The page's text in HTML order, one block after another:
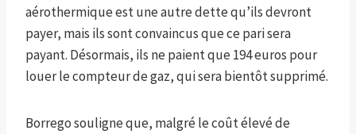
aérothermique est une autre dette qu’ils devront
payer, mais ils sont convaincus que ce pari sera
payant. Désormais, ils ne paient que 194 euros pour
louer le compteur de gaz, qui sera bientôt supprimé.
Borrego souligne que, malgré le coût élevé de